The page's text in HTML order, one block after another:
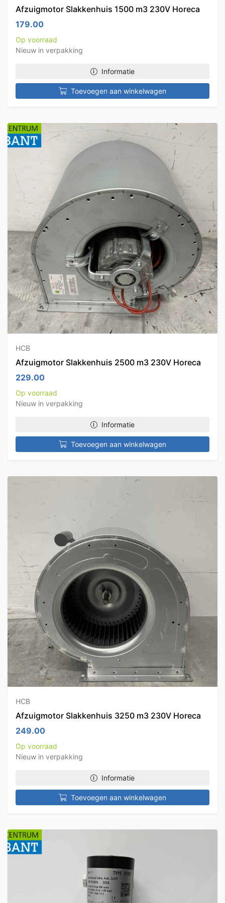
Afzuigmotor Slakkenhuis 1500 m3 230V Horeca
179.00
Op voorraad
Nieuw in verpakking
Informatie
Toevoegen aan winkelwagen
HCB
Afzuigmotor Slakkenhuis 2500 m3 230V Horeca
229.00
Op voorraad
Nieuw in verpakking
Informatie
Toevoegen aan winkelwagen
HCB
Afzuigmotor Slakkenhuis 3250 m3 230V Horeca
249.00
Op voorraad
Nieuw in verpakking
Informatie
Toevoegen aan winkelwagen